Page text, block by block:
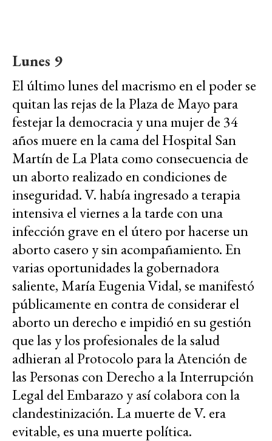
Lunes 9
El último lunes del macrismo en el poder se
quitan las rejas de la Plaza de Mayo para
festejar la democracia y una mujer de 34
años muere en la cama delHospital San
Martín de La Platacomo consecuencia de
un aborto realizado en condiciones de
inseguridad. V. había ingresado a terapia
intensiva el viernes a la tarde con una
infección grave en el útero por hacerse un
aborto casero y sin acompañamiento. En
varias oportunidades la gobernadora
saliente, María Eugenia Vidal, se manifestó
públicamente en contra de considerar el
aborto un derecho e impidió en su gestión
que las y los profesionales de la salud
adhieran al Protocolo para la Atención de
las Personas con Derecho a la Interrupción
Legal del Embarazo y así colabora con la
clandestinización. La muerte de V. era
evitable, es una muerte política.